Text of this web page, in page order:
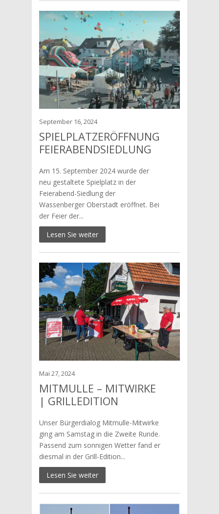
September 16, 2024
SPIELPLATZERÖFFNUNG
FEIERABENDSIEDLUNG
Am 15. September 2024 wurde der
neu gestaltete Spielplatz in der
Feierabend-Siedlung der
Wassenberger Oberstadt eröffnet. Bei
der Feier der...
Lesen Sie weiter
Mai 27, 2024
MITMULLE – MITWIRKE
| GRILLEDITION
Unser Bürgerdialog Mitmulle-Mitwirke
ging am Samstag in die Zweite Runde.
Passend zum sonnigen Wetter fand er
diesmal in der Grill-Edition...
Lesen Sie weiter